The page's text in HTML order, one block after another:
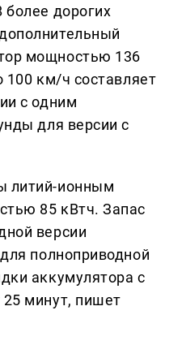
дорогих
мощностью 136
100 км/ч составляет
с одним
для версии с
литий-ионным
85 кВтч. Запас
версии
полноприводной
аккумулятора с
25 минут, пишет